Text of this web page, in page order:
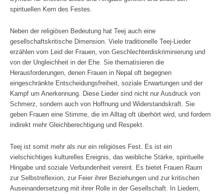
spirituellen Kern des Festes.
Neben der religiösen Bedeutung hat Teej auch eine
gesellschaftskritische Dimension. Viele traditionelle Teej-Lieder
erzählen vom Leid der Frauen, von Geschlechterdiskriminierung und
von der Ungleichheit in der Ehe. Sie thematisieren die
Herausforderungen, denen Frauen in Nepal oft begegnen
eingeschränkte Entscheidungsfreiheit, soziale Erwartungen und der
Kampf um Anerkennung. Diese Lieder sind nicht nur Ausdruck von
Schmerz, sondern auch von Hoffnung und Widerstandskraft. Sie
geben Frauen eine Stimme, die im Alltag oft überhört wird, und fordern
indirekt mehr Gleichberechtigung und Respekt.
Teej ist somit mehr als nur ein religiöses Fest. Es ist ein
vielschichtiges kulturelles Ereignis, das weibliche Stärke, spirituelle
Hingabe und soziale Verbundenheit vereint. Es bietet Frauen Raum
zur Selbstreflexion, zur Feier ihrer Beziehungen und zur kritischen
Auseinandersetzung mit ihrer Rolle in der Gesellschaft. In Liedern,